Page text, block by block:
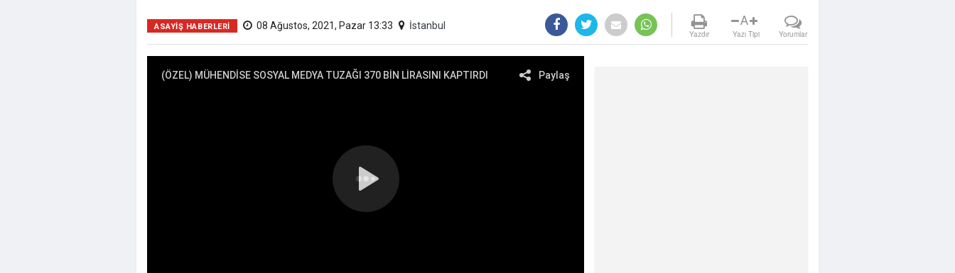
ASAYİŞ HABERLERİ 08 Ağustos, 2021, Pazar 13:33 İstanbul
Yazdır
A
Yazı Tipi Yorumlar